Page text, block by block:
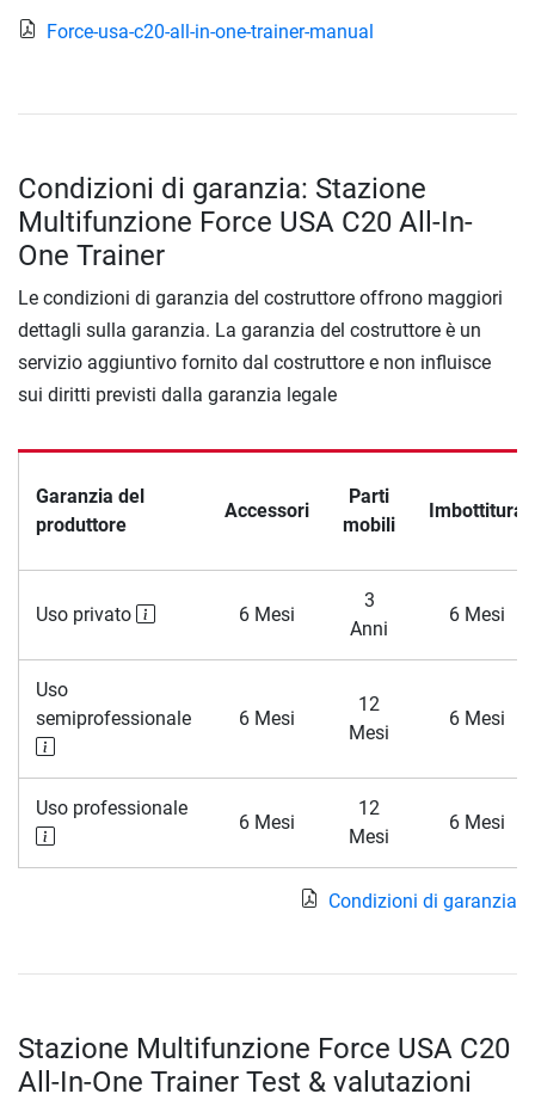
Force-usa-c20-all-in-one-trainer-manual
Condizioni di garanzia: Stazione
Multifunzione Force USA C20 All-In-
One Trainer
Le condizioni di garanzia del costruttore offrono maggiori
dettagli sulla garanzia. La garanzia del costruttore è un
servizio aggiuntivo fornito dal costruttore e non influisce
sui diritti previsti dalla garanzia legale
Garanzia del
produttore
Accessori
Parti
mobili
Imbottitura
Uso privato 6 Mesi
3
Anni
6 Mesi
Uso
semiprofessionale
6 Mesi
12
Mesi
6 Mesi
Uso professionale
6 Mesi
12
Mesi
6 Mesi
Condizioni di garanzia
Stazione Multifunzione Force USA C20
All-In-One Trainer Test & valutazioni